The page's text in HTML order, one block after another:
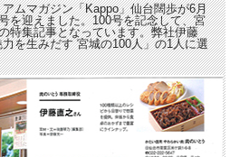
ムマガジン「Kappo」仙台闊歩が6月
を迎えました。100号を記念して、宮
特集記事となっています。弊社伊藤
を生みだす 宮城の100人」の1人に選